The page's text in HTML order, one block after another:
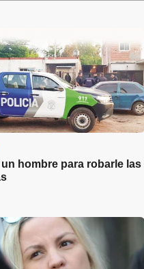
un hombre para robarle las